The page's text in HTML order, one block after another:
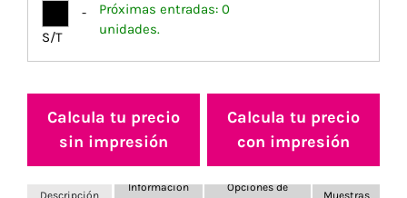
-
S/T
Próximas entradas: 0
unidades.
Calcula tu precio
sin impresión
Calcula tu precio
con impresión
Descripción
Información
Opciones de
Muestras